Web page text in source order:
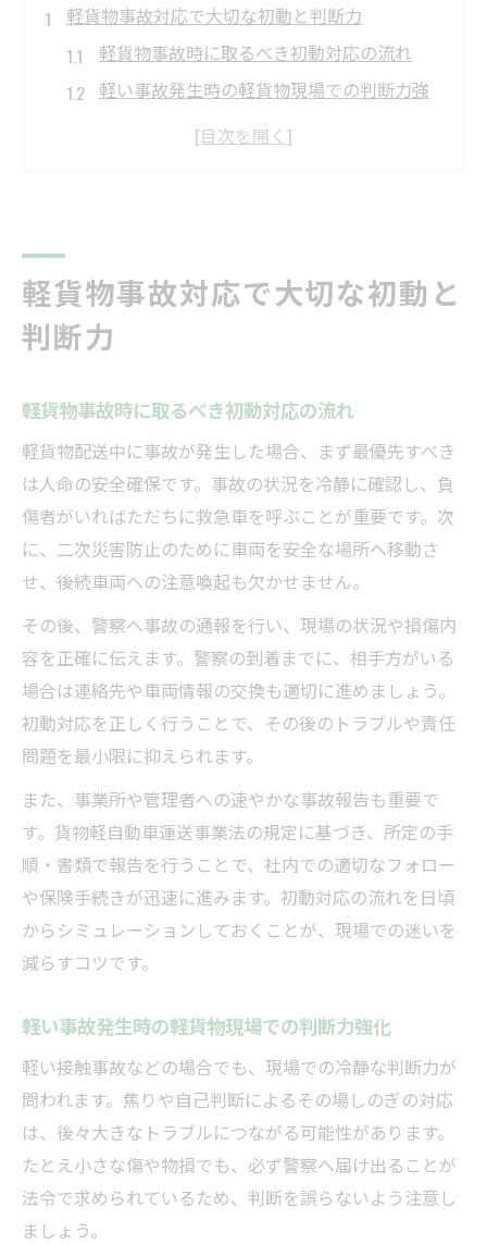
軽貨物事故対応で大切な初動と判断力
軽貨物事故時に取るべき初動対応の流れ
軽い事故発生時の軽貨物現場での判断力強
意点
安全管理者講習が変える軽貨物の現場
力
軽貨物現場で役立つ安全管理者講習のポイ
ント
運送事業法改正と軽貨物安全管理者の選任
義務
軽貨物配送に活かす安全対策強化の最新講
習
個人事業主が押さえる軽貨物安全管理者届
出方法
事故時に個人事業主が取るべき行動
軽貨物事故発生時の個人事業主が守る手順
個人事業主が実践すべき軽貨物事故現場対
応
軽貨物事故後の保険会社や事業所への連絡
方法
事故報告で押さえる軽貨物安全管理者の記
録作成
認点
配送中の軽貨物事故、責任の所在とは
軽貨物配送中の事故で責任が問われる場面
軽貨物事故時に発生する荷主とドライバー
の責任関係
軽貨物事故対応で大切な初動と
判断力
軽貨物事故時に取るべき初動対応の流れ
軽貨物配送中に事故が発生した場合、まず最優先すべき
は人命の安全確保です。事故の状況を冷静に確認し、負
傷者がいればただちに救急車を呼ぶことが重要です。次
に、二次災害防止のために車両を安全な場所へ移動さ
せ、後続車両への注意喚起も欠かせません。
その後、警察へ事故の通報を行い、現場の状況や損傷内
容を正確に伝えます。警察の到着までに、相手方がいる
場合は連絡先や車両情報の交換も適切に進めましょう。
初動対応を正しく行うことで、その後のトラブルや責任
問題を最小限に抑えられます。
また、事業所や管理者への速やかな事故報告も重要で
す。貨物軽自動車運送事業法の規定に基づき、所定の手
順・書類で報告を行うことで、社内での適切なフォロー
や保険手続きが迅速に進みます。初動対応の流れを日頃
からシミュレーションしておくことが、現場での迷いを
減らすコツです。
軽い事故発生時の軽貨物現場での判断力強化
軽い接触事故などの場合でも、現場での冷静な判断力が
問われます。焦りや自己判断によるその場しのぎの対応
は、後々大きなトラブルにつながる可能性があります。
たとえ小さな傷や物損でも、必ず警察へ届け出ることが
法令で求められているため、判断を誤らないよう注意し
ましょう。